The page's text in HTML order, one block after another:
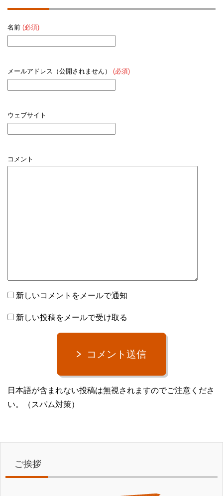
名前 (必須)
メールアドレス（公開されません） (必須)
ウェブサイト
コメント
新しいコメントをメールで通知
新しい投稿をメールで受け取る
コメント送信
日本語が含まれない投稿は無視されますのでご注意くださ
い。（スパム対策）
ご挨拶